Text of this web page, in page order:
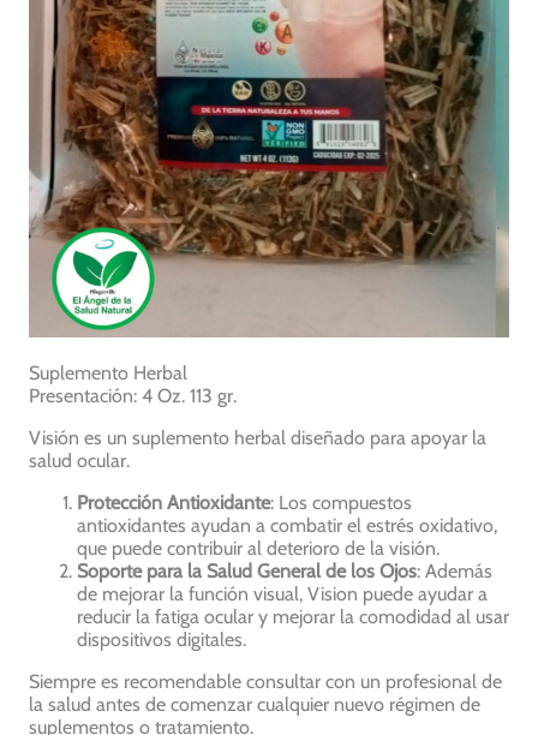
Suplemento Herbal
Presentación: 4 Oz. 113 gr.
Visión es un suplemento herbal diseñado para apoyar la
salud ocular.
Protección Antioxidante: Los compuestos
antioxidantes ayudan a combatir el estrés oxidativo,
que puede contribuir al deterioro de la visión.
Soporte para la Salud General de los Ojos: Además
de mejorar la función visual, Vision puede ayudar a
reducir la fatiga ocular y mejorar la comodidad al usar
dispositivos digitales.
Siempre es recomendable consultar con un profesional de
la salud antes de comenzar cualquier nuevo régimen de
suplementos o tratamiento.